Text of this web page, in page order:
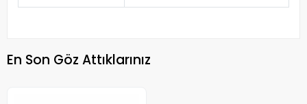
En Son Göz Attıklarınız